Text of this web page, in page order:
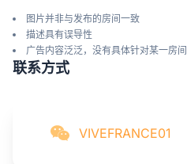
图片并非与发布的房间一致
描述具有误导性
广告内容泛泛，没有具体针对某一房间
联系方式
VIVEFRANCE01